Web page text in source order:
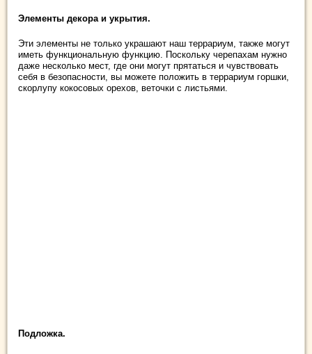
Элементы декора и укрытия.
Эти элементы не только украшают наш террариум, также могут
иметь функциональную функцию. Поскольку черепахам нужно
даже несколько мест, где они могут прятаться и чувствовать
себя в безопасности, вы можете положить в террариум горшки,
скорлупу кокосовых орехов, веточки с листьями.
Подложка.